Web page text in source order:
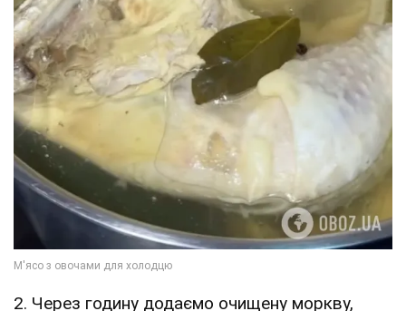
2. Через годину додаємо очищену моркву,